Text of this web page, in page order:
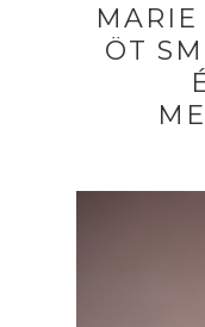
MARIE
ÖT